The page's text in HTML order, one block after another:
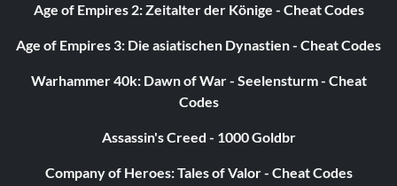
Age of Empires 2: Zeitalter der Könige - Cheat Codes
Age of Empires 3: Die asiatischen Dynastien - Cheat Codes
Warhammer 40k: Dawn of War - Seelensturm - Cheat
Codes
Assassin's Creed - 1000 Goldbr
Company of Heroes: Tales of Valor - Cheat Codes